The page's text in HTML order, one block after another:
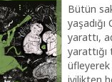
Bütün
yaşadığı
yarattı,